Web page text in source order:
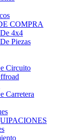
COMPRA
4x4
Piezas
Circuito
Carretera